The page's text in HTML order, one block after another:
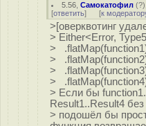
5.56 ,Самокатофил (?
[ответить] [к
>[оверквотинг
> Either<Error,
>
>
>
>
> Если бы
Result1..Result4
> подошёл бы